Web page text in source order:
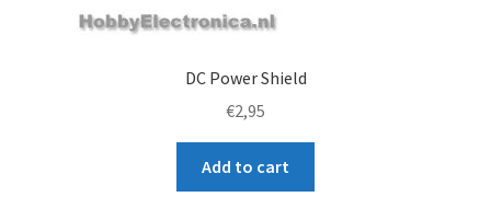
DC Power Shield
€2,95
Add to cart